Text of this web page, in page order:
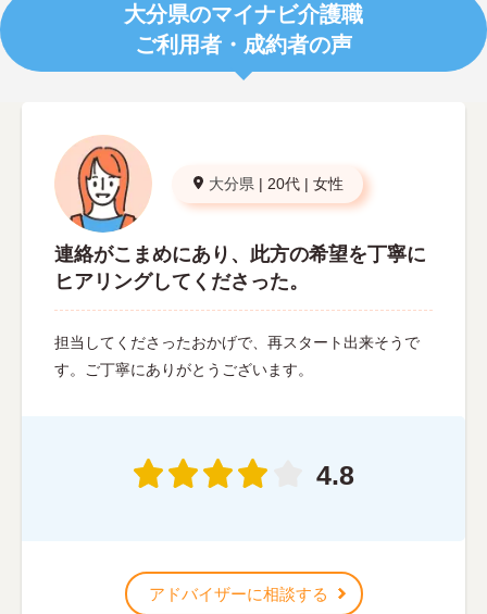
大分県のマイナビ介護職
ご利用者・成約者の声
大分県 | 20代 | 女性
連絡がこまめにあり、此方の希望を丁寧に
ヒアリングしてくださった。
担当してくださったおかげで、再スタート出来そうで
す。ご丁寧にありがとうございます。
4.8
アドバイザーに相談する